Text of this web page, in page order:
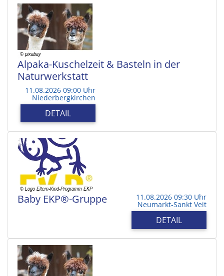
Alpaka-Kuschelzeit & Basteln in der
Naturwerkstatt
11.08.2026 09:00 Uhr
Niederbergkirchen
DETAIL
Baby EKP®-Gruppe 11.08.2026 09:30 Uhr
Neumarkt-Sankt Veit
DETAIL